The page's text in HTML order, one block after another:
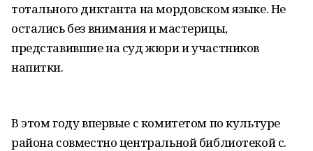
тотального диктанта на мордовском языке. Не
остались без внимания и мастерицы,
представившие на суд жюри и участников
напитки.
В этом году впервые с комитетом по культуре
района совместно центральной библиотекой с.